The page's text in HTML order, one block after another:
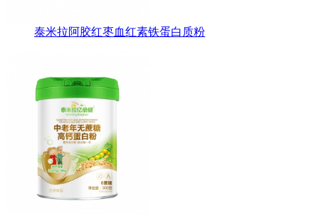
泰米拉阿胶红枣血红素铁蛋白质粉